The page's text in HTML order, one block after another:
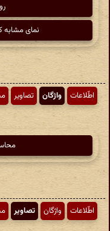
نمای مشابه
اطّلاعات واژگان تصاویر
اطّلاعات واژگان تصاویر